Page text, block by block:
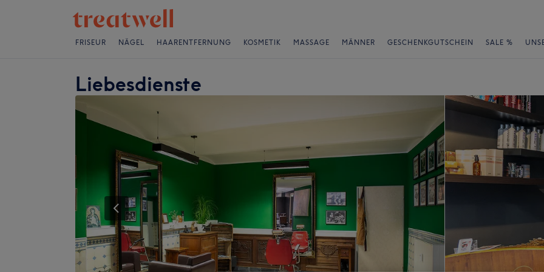
FRISEUR NÄGEL HAARENTFERNUNG KOSMETIK MASSAGE MÄNNER GESCHENKGUTSCHEIN SALE %
Liebesdienste